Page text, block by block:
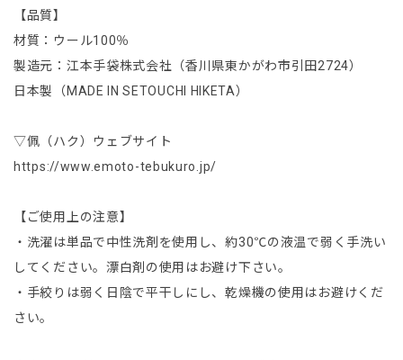
【品質】
材質：ウール100％
製造元：江本手袋株式会社（香川県東かがわ市引田2724）
日本製（MADE IN SETOUCHI HIKETA）
▽佩（ハク）ウェブサイト
https://www.emoto-tebukuro.jp/
【ご使用上の注意】
・洗濯は単品で中性洗剤を使用し、約30℃の液温で弱く手洗い
してください。漂白剤の使用はお避け下さい。
・手絞りは弱く日陰で平干しにし、乾燥機の使用はお避けくだ
さい。